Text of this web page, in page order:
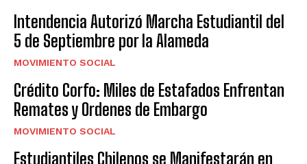
Intendencia Autorizó Marcha Estudiantil del
5 de Septiembre por la Alameda
MOVIMIENTO SOCIAL
Crédito Corfo: Miles de Estafados Enfrentan
Remates y Ordenes de Embargo
MOVIMIENTO SOCIAL
Estudiantiles Chilenos se Manifestarán en